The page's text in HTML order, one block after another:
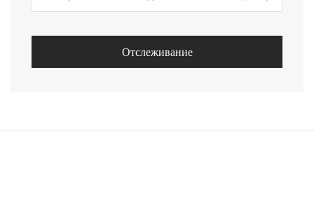
Отслеживание